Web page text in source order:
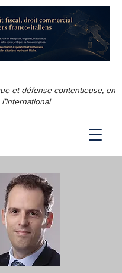
- AVOCAT AU
juridique & fiscal des
et défense contentieuse, en